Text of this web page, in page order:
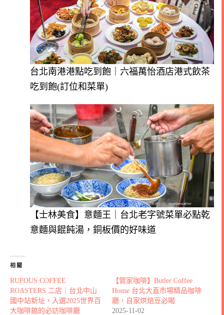
台北南港港點吃到飽｜六福萬怡酒店港式飲茶
吃到飽(訂位和菜單)
【士林美食】意麵王｜台北老字號菜單必點乾
意麵與餛飩湯，銅板價的好味道
相關
RUFOUS COFFEE
ROASTERS 二店｜台北中山
國中站新址，入選2025世界百
大咖啡館的必訪咖啡廳
【管家咖啡】Butler Coffee
House 台北大直市場精品咖啡
廳，自家烘焙豆必喝
2025-11-02